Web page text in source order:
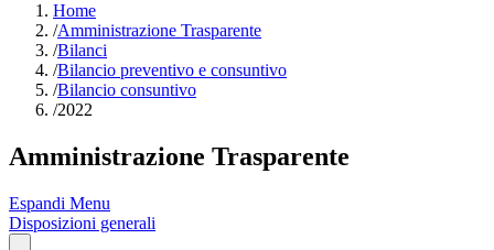
Home
/Amministrazione Trasparente
/Bilanci
/Bilancio preventivo e consuntivo
/Bilancio consuntivo
/2022
Amministrazione Trasparente
Espandi Menu
Disposizioni generali